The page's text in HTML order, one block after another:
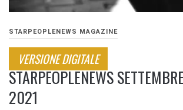
STARPEOPLENEWS MAGAZINE
VERSIONE DIGITALE
STARPEOPLENEWS
2021